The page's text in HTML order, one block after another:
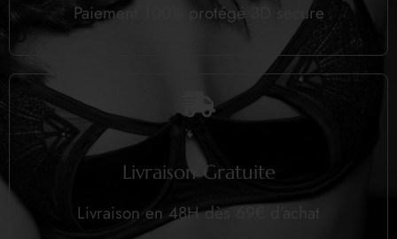
Paiement 100% protégé 3D secure
Livraison Gratuite
Livraison en 48H dès 69€ d’achat